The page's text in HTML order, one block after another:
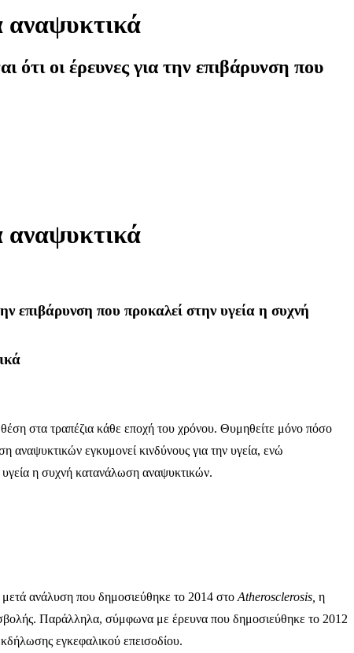
αναψυκτικά
οι έρευνες για την επιβάρυνση που
αναψυκτικά
επιβάρυνση που προκαλεί στην υγεία η συχνή
στα τραπέζια κάθε εποχή του χρόνου. Θυμηθείτε μόνο πόσο
αναψυκτικών εγκυμονεί κινδύνους για την υγεία, ενώ
υγεία η συχνή κατανάλωση αναψυκτικών.
ανάλυση που δημοσιεύθηκε το 2014 στο Atherosclerosis, η
Παράλληλα, σύμφωνα με έρευνα που δημοσιεύθηκε το 2012
εγκεφαλικού επεισοδίου.